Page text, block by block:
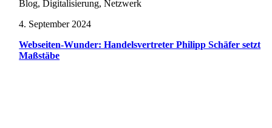
Blog, Digitalisierung, Netzwerk
4. September 2024
Webseiten-Wunder: Handelsvertreter Philipp Schäfer setzt
Maßstäbe